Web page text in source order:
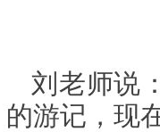
刘老师说
的游记，现